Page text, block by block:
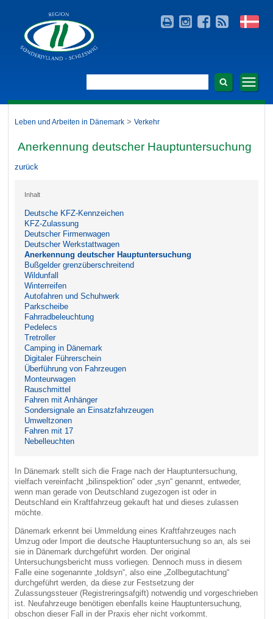
Leben und Arbeiten in Dänemark > Verkehr
Anerkennung deutscher Hauptuntersuchung
zurück
Inhalt
Deutsche KFZ-Kennzeichen
KFZ-Zulassung
Deutscher Firmenwagen
Deutscher Werkstattwagen
Anerkennung deutscher Hauptuntersuchung
Bußgelder grenzüberschreitend
Wildunfall
Winterreifen
Autofahren und Schuhwerk
Parkscheibe
Fahrradbeleuchtung
Pedelecs
Tretroller
Camping in Dänemark
Digitaler Führerschein
Überführung von Fahrzeugen
Monteurwagen
Rauschmittel
Fahren mit Anhänger
Sondersignale an Einsatzfahrzeugen
Umweltzonen
Fahren mit 17
Nebelleuchten
In Dänemark stellt sich die Frage nach der Hauptuntersuchung,
vielfach vereinfacht „bilinspektion“ oder „syn“ genannt, entweder,
wenn man gerade von Deutschland zugezogen ist oder in
Deutschland ein Kraftfahrzeug gekauft hat und dieses zulassen
möchte.
Dänemark erkennt bei Ummeldung eines Kraftfahrzeuges nach
Umzug oder Import die deutsche Hauptuntersuchung so an, als sei
sie in Dänemark durchgeführt worden. Der original
Untersuchungsbericht muss vorliegen. Dennoch muss in diesem
Falle eine sogenannte „toldsyn“, also eine „Zollbegutachtung“
durchgeführt werden, da diese zur Festsetzung der
Zulassungssteuer (Registreringsafgift) notwendig und vorgeschrieben
ist. Neufahrzeuge benötigen ebenfalls keine Hauptuntersuchung,
obschon dieser Fall in der Praxis eher nicht vorkommt.